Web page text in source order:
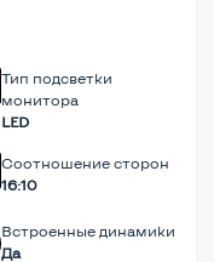
Тип подсветки
монитора
LED
Соотношение сторон
16:10
Встроенные динамики
Да